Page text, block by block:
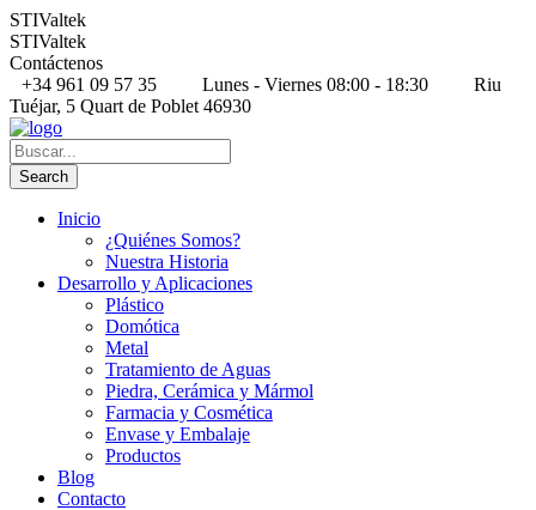
STIValtek
STIValtek
Contáctenos
+34 961 09 57 35
Lunes - Viernes 08:00 - 18:30
Riu
Tuéjar, 5 Quart de Poblet 46930
Inicio
¿Quiénes Somos?
Nuestra Historia
Desarrollo y Aplicaciones
Plástico
Domótica
Metal
Tratamiento de Aguas
Piedra, Cerámica y Mármol
Farmacia y Cosmética
Envase y Embalaje
Productos
Blog
Contacto